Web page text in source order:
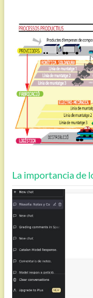
La importancia de